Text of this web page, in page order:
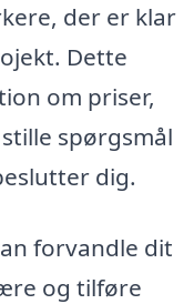
der er klar
Dette
om priser,
spørgsmål
dig.
forvandle dit
og tilføre